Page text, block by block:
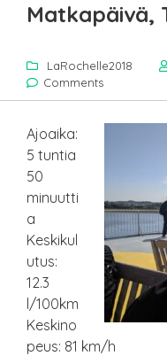
Matkapäivä,
LaRochelle2018
Comments
Ajoaika:
5 tuntia
50
minuutti
a
Keskikul
utus:
12.3
l/100km
Keskino
peus: 81 km/h